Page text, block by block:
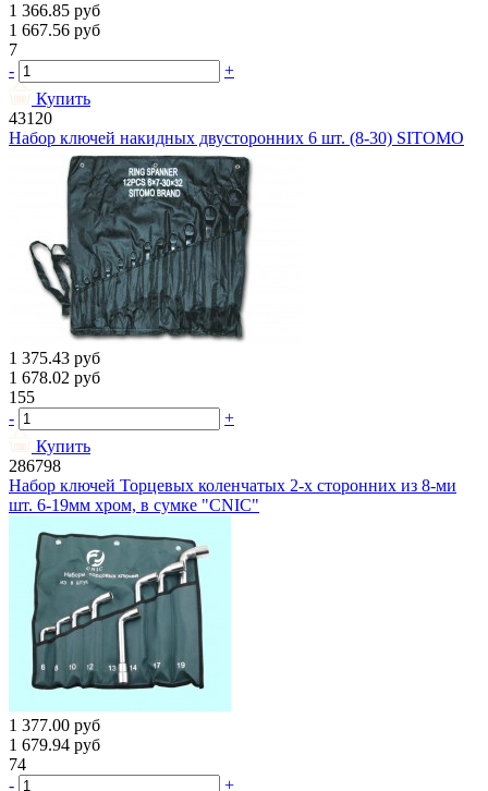
1 366.85 руб
1 667.56 руб
7
-
+
Купить
43120
Набор ключей накидных двусторонних 6 шт. (8-30) SITOMO
1 375.43 руб
1 678.02 руб
155
-
+
Купить
286798
Набор ключей Торцевых коленчатых 2-х сторонних из 8-ми
шт. 6-19мм хром, в сумке "CNIC"
1 377.00 руб
1 679.94 руб
74
-
+